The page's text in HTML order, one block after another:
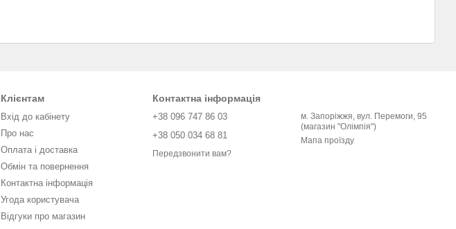
Клієнтам
Вхід до кабінету
Про нас
Оплата і доставка
Обмін та повернення
Контактна інформація
Угода користувача
Відгуки про магазин
Контактна інформація
+38 096 747 86 03
+38 050 034 68 81
Передзвонити вам?
м. Запоріжжя, вул. Перемоги, 95
(магазин "Олімпія")
Мапа проїзду